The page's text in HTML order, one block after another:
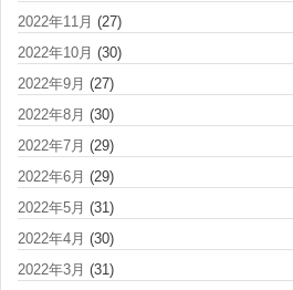
2022年11月 (27)
2022年10月 (30)
2022年9月 (27)
2022年8月 (30)
2022年7月 (29)
2022年6月 (29)
2022年5月 (31)
2022年4月 (30)
2022年3月 (31)